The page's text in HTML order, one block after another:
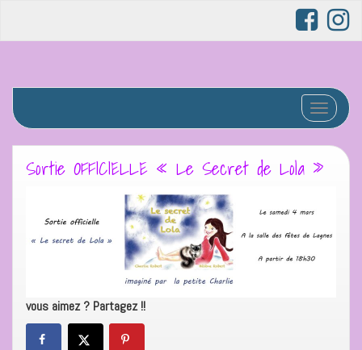
Afficher/
Sortie OFFICIELLE « Le Secret de Lola »
vous aimez ? Partagez !!